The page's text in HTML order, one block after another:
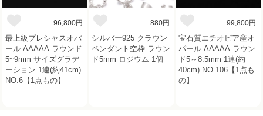
96,800円
最上級プレシャスオパ
ール AAAAA ラウンド
5~9mm サイズグラデ
ーション 1連(約41cm)
NO.6【1点もの】
880円
シルバー925 クラウン
ペンダント空枠 ラウン
ド5mm ロジウム 1個
99,800円
宝石質エチオピア産オ
パール AAAAA ラウン
ド5～8.5mm 1連(約
40cm) NO.106【1点も
の】